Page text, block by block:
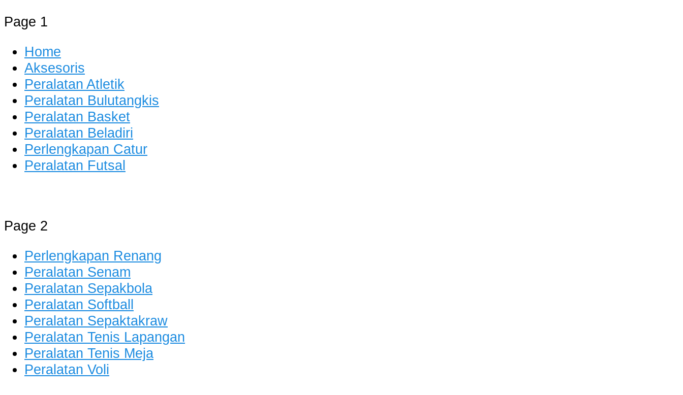
Page 1
Home
Aksesoris
Peralatan Atletik
Peralatan Bulutangkis
Peralatan Basket
Peralatan Beladiri
Perlengkapan Catur
Peralatan Futsal
Distributor Alat Olahraga
Jual Alat Olahraga Murah, Lengkap dan Berkualitas
Page 2
Perlengkapan Renang
Peralatan Senam
Peralatan Sepakbola
Peralatan Softball
Peralatan Sepaktakraw
Peralatan Tenis Lapangan
Peralatan Tenis Meja
Peralatan Voli